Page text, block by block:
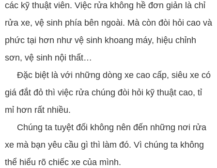
các kỹ thuật viên. Việc rửa không hề đơn giản là chỉ
rửa xe, vệ sinh phía bên ngoài. Mà còn đòi hỏi cao và
phức tại hơn như vệ sinh khoang máy, hiệu chỉnh
sơn, vệ sinh nội thất…
Đặc biệt là với những dòng xe cao cấp, siêu xe có
giá đắt đỏ thì việc rửa chúng đòi hỏi kỹ thuật cao, tỉ
mỉ hơn rất nhiều.
Chúng ta tuyệt đối không nên đến những nơi rửa
xe mà bạn yêu cầu gì thì làm đó. Vì chúng ta không
thể hiểu rõ chiếc xe của mình.